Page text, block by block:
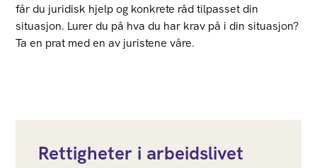
får du juridisk hjelp og konkrete råd tilpasset din
situasjon. Lurer du på hva du har krav på i din situasjon?
Ta en prat med en av juristene våre.
Rettigheter i arbeidslivet